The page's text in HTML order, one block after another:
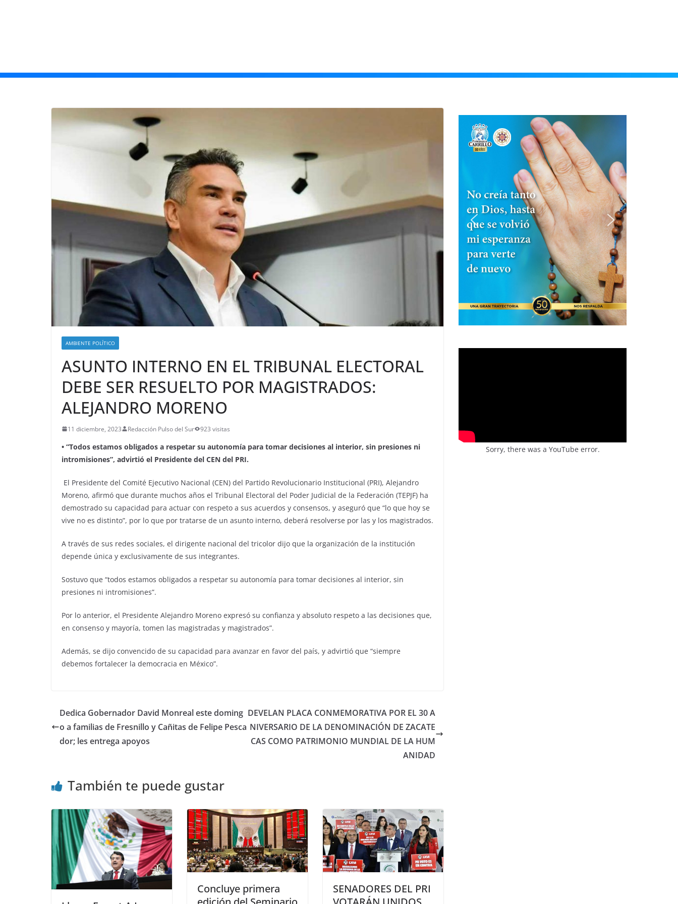
AMBIENTE POLÍTICO
ASUNTO INTERNO EN EL TRIBUNAL ELECTORAL
DEBE SER RESUELTO POR MAGISTRADOS:
ALEJANDRO MORENO
11 diciembre, 2023 Redacción Pulso del Sur 923 visitas
• “Todos estamos obligados a respetar su autonomía para tomar decisiones al interior, sin presiones ni
intromisiones”, advirtió el Presidente del CEN del PRI.
El Presidente del Comité Ejecutivo Nacional (CEN) del Partido Revolucionario Institucional (PRI), Alejandro
Moreno, afirmó que durante muchos años el Tribunal Electoral del Poder Judicial de la Federación (TEPJF) ha
demostrado su capacidad para actuar con respeto a sus acuerdos y consensos, y aseguró que “lo que hoy se
vive no es distinto”, por lo que por tratarse de un asunto interno, deberá resolverse por las y los magistrados.
A través de sus redes sociales, el dirigente nacional del tricolor dijo que la organización de la institución
depende única y exclusivamente de sus integrantes.
Sostuvo que “todos estamos obligados a respetar su autonomía para tomar decisiones al interior, sin
presiones ni intromisiones”.
Por lo anterior, el Presidente Alejandro Moreno expresó su confianza y absoluto respeto a las decisiones que,
en consenso y mayoría, tomen las magistradas y magistrados”.
Además, se dijo convencido de su capacidad para avanzar en favor del país, y advirtió que “siempre
debemos fortalecer la democracia en México”.
Dedica Gobernador David Monreal este doming
o a familias de Fresnillo y Cañitas de Felipe Pesca
dor; les entrega apoyos
DEVELAN PLACA CONMEMORATIVA POR EL 30 A
NIVERSARIO DE LA DENOMINACIÓN DE ZACATE
CAS COMO PATRIMONIO MUNDIAL DE LA HUM
ANIDAD
También te puede gustar
Concluye primera
SENADORES DEL PRI
Sorry, there was a YouTube error.